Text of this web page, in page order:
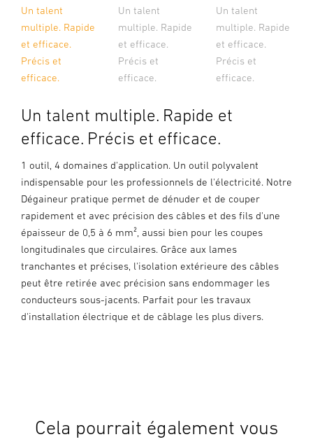
Un talent
multiple. Rapide
et efficace.
Précis et
efficace.
Un talent
multiple. Rapide
et efficace.
Précis et
efficace.
Un talent
multiple. Rapide
et efficace.
Précis et
efficace.
Un talent multiple. Rapide et
efficace. Précis et efficace.
1 outil, 4 domaines d'application. Un outil polyvalent
indispensable pour les professionnels de l'électricité. Notre
Dégaineur pratique permet de dénuder et de couper
rapidement et avec précision des câbles et des fils d'une
épaisseur de 0,5 à 6 mm², aussi bien pour les coupes
longitudinales que circulaires. Grâce aux lames
tranchantes et précises, l'isolation extérieure des câbles
peut être retirée avec précision sans endommager les
conducteurs sous-jacents. Parfait pour les travaux
d'installation électrique et de câblage les plus divers.
Cela pourrait également vous